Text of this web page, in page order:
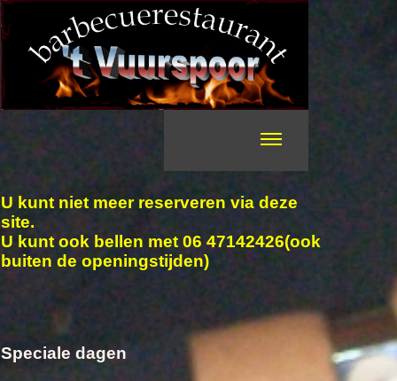
U kunt niet meer reserveren via deze
site.
U kunt ook bellen met 06 47142426(ook
buiten de openingstijden)
Speciale dagen